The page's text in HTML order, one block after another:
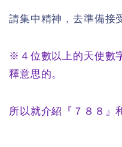
請集中精神，去準備接
※４位數以上的天使數
釋意思的。
所以就介紹『７８８』